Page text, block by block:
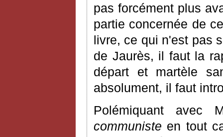
pas forcément plus
partie concernée de
livre, ce qui n'est pas
de Jaurès, il faut la
départ et martèle
absolument, il faut
Polémiquant
communiste en tout